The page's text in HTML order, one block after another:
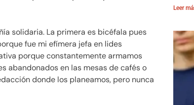
solidaria. La primera es bicéfala pues
fue mi efímera jefa en lides
porque constantemente armamos
abandonados en las mesas de cafés o
donde los planeamos, pero nunca
Leer